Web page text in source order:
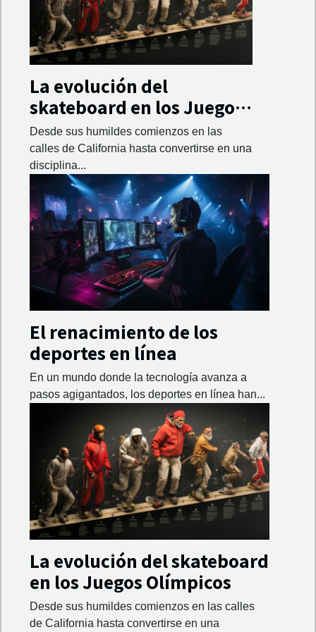
El renacimiento de los
deportes en línea
En un mundo donde la tecnología avanza a
pasos agigantados, los deportes en línea han...
La evolución del skateboard
en los Juegos Olímpicos
Desde sus humildes comienzos en las calles
de California hasta convertirse en una
La evolución del
skateboard en los Juegos
Olímpicos
Desde sus humildes comienzos en las
calles de California hasta convertirse en una
disciplina...